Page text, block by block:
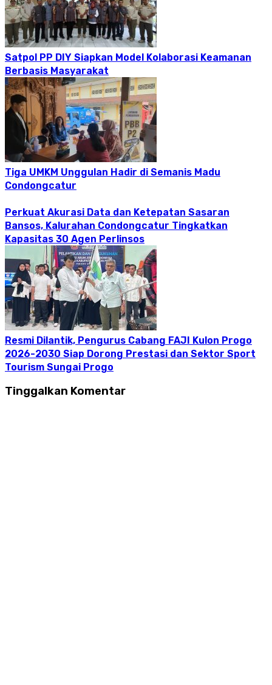
Satpol PP DIY Siapkan Model Kolaborasi Keamanan
Berbasis Masyarakat
Tiga UMKM Unggulan Hadir di Semanis Madu
Condongcatur
Perkuat Akurasi Data dan Ketepatan Sasaran
Bansos, Kalurahan Condongcatur Tingkatkan
Kapasitas 30 Agen Perlinsos
Resmi Dilantik, Pengurus Cabang FAJI Kulon Progo
2026-2030 Siap Dorong Prestasi dan Sektor Sport
Tourism Sungai Progo
Tinggalkan Komentar